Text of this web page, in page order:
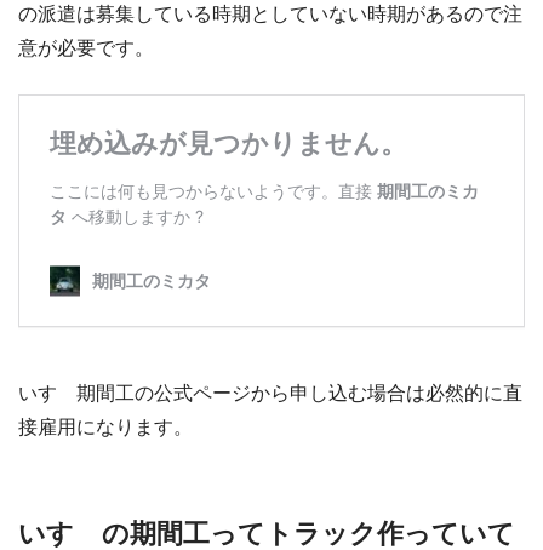
の派遣は募集している時期としていない時期があるので注
意が必要です。
いすゞ期間工の公式ページから申し込む場合は必然的に直
接雇用になります。
いすゞの期間工ってトラック作っていて